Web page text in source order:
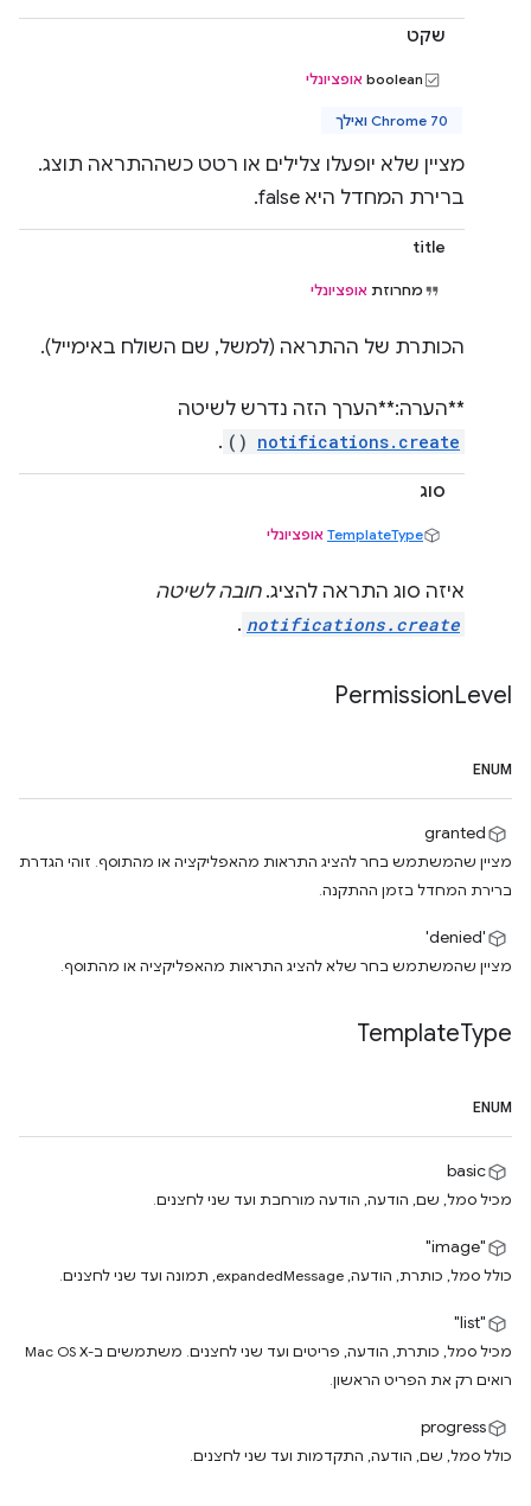
שקט
boolean אופציונלי
Chrome 70 ואילך
מציין שלא יופעלו צלילים או רטט כשההתראה תוצג.
ברירת המחדל היא false.
title
מחרוזת אופציונלי
הכותרת של ההתראה (למשל, שם השולח באימייל).
**הערה:**הערך הזה נדרש לשיטה
notifications.create
()
.
סוג
TemplateType אופציונלי
איזה סוג התראה להציג.חובה לשיטה
notifications.create
.
PermissionLevel
ENUM
granted
מציין שהמשתמש בחר להציג התראות מהאפליקציה או מהתוסף. זוהי הגדרת
ברירת המחדל בזמן ההתקנה.
'denied'
מציין שהמשתמש בחר שלא להציג התראות מהאפליקציה או מהתוסף.
TemplateType
ENUM
basic
מכיל סמל, שם, הודעה, הודעה מורחבת ועד שני לחצנים.
"image"
כולל סמל, כותרת, הודעה, expandedMessage, תמונה ועד שני לחצנים.
"list"
מכיל סמל, כותרת, הודעה, פריטים ועד שני לחצנים. משתמשים ב-Mac OS X
רואים רק את הפריט הראשון.
‫progress
כולל סמל, שם, הודעה, התקדמות ועד שני לחצנים.